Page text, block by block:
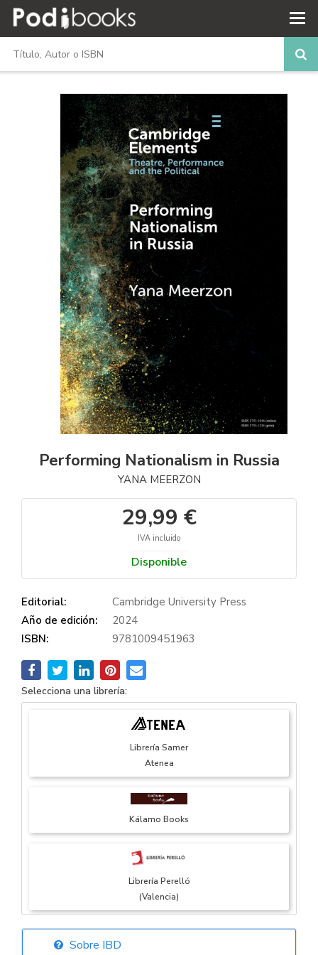
Performing Nationalism in Russia
YANA MEERZON
29,99 €
IVA incluido
Disponible
Editorial:
Cambridge University Press
Año de edición:
2024
ISBN:
9781009451963
Selecciona una librería:
Librería Samer
Atenea
Kálamo Books
Librería Perelló
(Valencia)
Sobre IBD